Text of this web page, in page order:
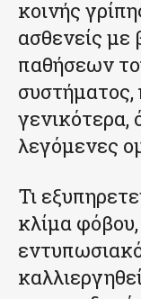
κοινής
ασθενείς με
παθήσεων
συστήματος,
γενικότερα,
λεγόμενες
Τι
κλίμα φόβου,